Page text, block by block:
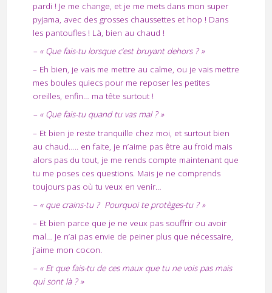
pardi ! Je me change, et je me mets dans mon super
pyjama, avec des grosses chaussettes et hop ! Dans
les pantoufles ! Là, bien au chaud !
– « Que fais-tu lorsque c’est bruyant dehors ? »
– Eh bien, je vais me mettre au calme, ou je vais mettre
mes boules quiecs pour me reposer les petites
oreilles, enfin… ma tête surtout !
– « Que fais-tu quand tu vas mal ? »
– Et bien je reste tranquille chez moi, et surtout bien
au chaud….. en faite, je n’aime pas être au froid mais
alors pas du tout, je me rends compte maintenant que
tu me poses ces questions. Mais je ne comprends
toujours pas où tu veux en venir…
– « que crains-tu ? Pourquoi te protèges-tu ? »
– Et bien parce que je ne veux pas souffrir ou avoir
mal… Je n’ai pas envie de peiner plus que nécessaire,
j’aime mon cocon.
– « Et que fais-tu de ces maux que tu ne vois pas mais
qui sont là ? »